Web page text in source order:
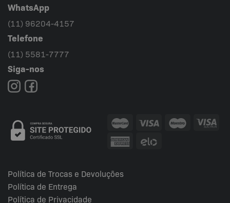
WhatsApp
(11) 96204-4157
Telefone
(11) 5581-7777
Siga-nos
Política de Trocas e Devoluções
Política de Entrega
Política de Privacidade